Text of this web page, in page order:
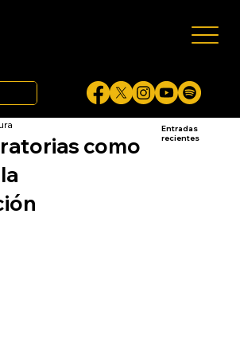
como
Entradas
recientes